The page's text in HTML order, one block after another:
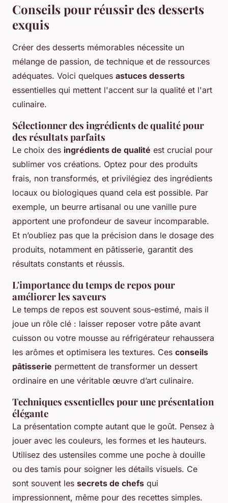
Conseils pour réussir des desserts
exquis
Créer des desserts mémorables nécessite un
mélange de passion, de technique et de ressources
adéquates. Voici quelques astuces desserts
essentielles qui mettent l'accent sur la qualité et l'art
culinaire.
Sélectionner des ingrédients de qualité pour
des résultats parfaits
Le choix des ingrédients de qualité est crucial pour
sublimer vos créations. Optez pour des produits
frais, non transformés, et privilégiez des ingrédients
locaux ou biologiques quand cela est possible. Par
exemple, un beurre artisanal ou une vanille pure
apportent une profondeur de saveur incomparable.
Et n’oubliez pas que la précision dans le dosage des
produits, notamment en pâtisserie, garantit des
résultats constants et réussis.
L'importance du temps de repos pour
améliorer les saveurs
Le temps de repos est souvent sous-estimé, mais il
joue un rôle clé : laisser reposer votre pâte avant
cuisson ou votre mousse au réfrigérateur rehaussera
les arômes et optimisera les textures. Ces conseils
pâtisserie permettent de transformer un dessert
ordinaire en une véritable œuvre d’art culinaire.
Techniques essentielles pour une présentation
élégante
La présentation compte autant que le goût. Pensez à
jouer avec les couleurs, les formes et les hauteurs.
Utilisez des ustensiles comme une poche à douille
ou des tamis pour soigner les détails visuels. Ce
sont souvent les secrets de chefs qui
impressionnent, même pour des recettes simples.